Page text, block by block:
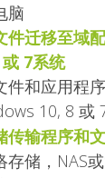
脑
件迁移至域
7系统
件和应用程
10, 8 或
传输程序和
储，NAS